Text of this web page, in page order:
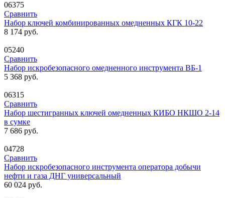
06375
Сравнить
Набор ключей комбинированных омедненных КГК 10-22
8 174 руб.
05240
Сравнить
Набор искробезопасного омедненного инструмента ВБ-1
5 368 руб.
06315
Сравнить
Набор шестигранных ключей омедненных КИБО НКШО 2-14
в сумке
7 686 руб.
04728
Сравнить
Набор искробезопасного инструмента оператора добычи
нефти и газа ДНГ универсальный
60 024 руб.